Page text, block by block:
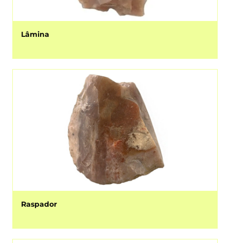
Lâmina
Raspador